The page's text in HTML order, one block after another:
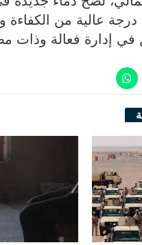
عالية من الكفاءة
إدارة فعالة وذات